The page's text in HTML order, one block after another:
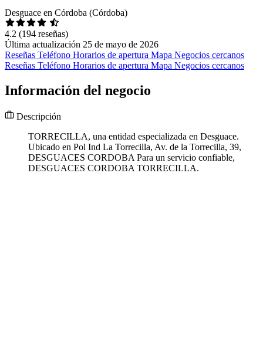
Desguace en Córdoba (Córdoba)
4.2 (194 reseñas)
Última actualización 25 de mayo de 2026
Reseñas Teléfono Horarios de apertura Mapa Negocios cercanos
Reseñas Teléfono Horarios de apertura Mapa Negocios cercanos
Información del negocio
Descripción
TORRECILLA, una entidad especializada en Desguace.
Ubicado en Pol Ind La Torrecilla, Av. de la Torrecilla, 39,
DESGUACES CORDOBA Para un servicio confiable,
DESGUACES CORDOBA TORRECILLA.